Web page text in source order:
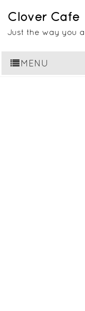
Clover Cafe
Just the way you
MENU